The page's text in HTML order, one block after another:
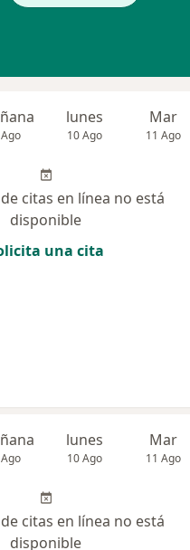
lunes
10 Ago
Mar
11 Ago
citas en línea no está
disponible
una cita
lunes
10 Ago
Mar
11 Ago
citas en línea no está
disponible